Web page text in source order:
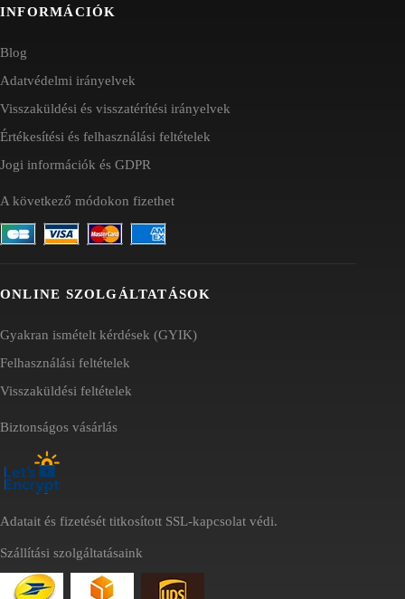
INFORMÁCIÓK
Blog
Adatvédelmi irányelvek
Visszaküldési és visszatérítési irányelvek
Értékesítési és felhasználási feltételek
Jogi információk és GDPR
A következő módokon fizethet
ONLINE SZOLGÁLTATÁSOK
Gyakran ismételt kérdések (GYIK)
Felhasználási feltételek
Visszaküldési feltételek
Biztonságos vásárlás
Adatait és fizetését titkosított SSL-kapcsolat védi.
Szállítási szolgáltatásaink